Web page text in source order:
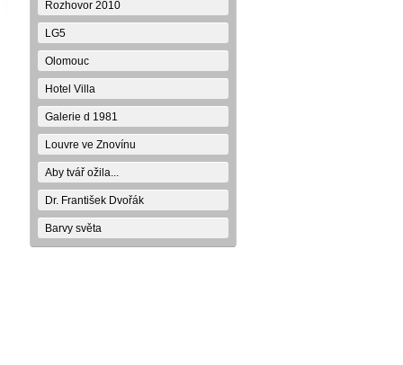
Rozhovor 2010
LG5
Olomouc
Hotel Villa
Galerie d 1981
Louvre ve Znovínu
Aby tvář ožila...
Dr. František Dvořák
Barvy světa